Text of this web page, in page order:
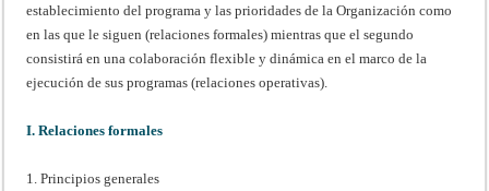
establecimiento del programa y las prioridades de la Organización como
en las que le siguen (relaciones formales) mientras que el segundo
consistirá en una colaboración flexible y dinámica en el marco de la
ejecución de sus programas (relaciones operativas).
I. Relaciones formales
1. Principios generales